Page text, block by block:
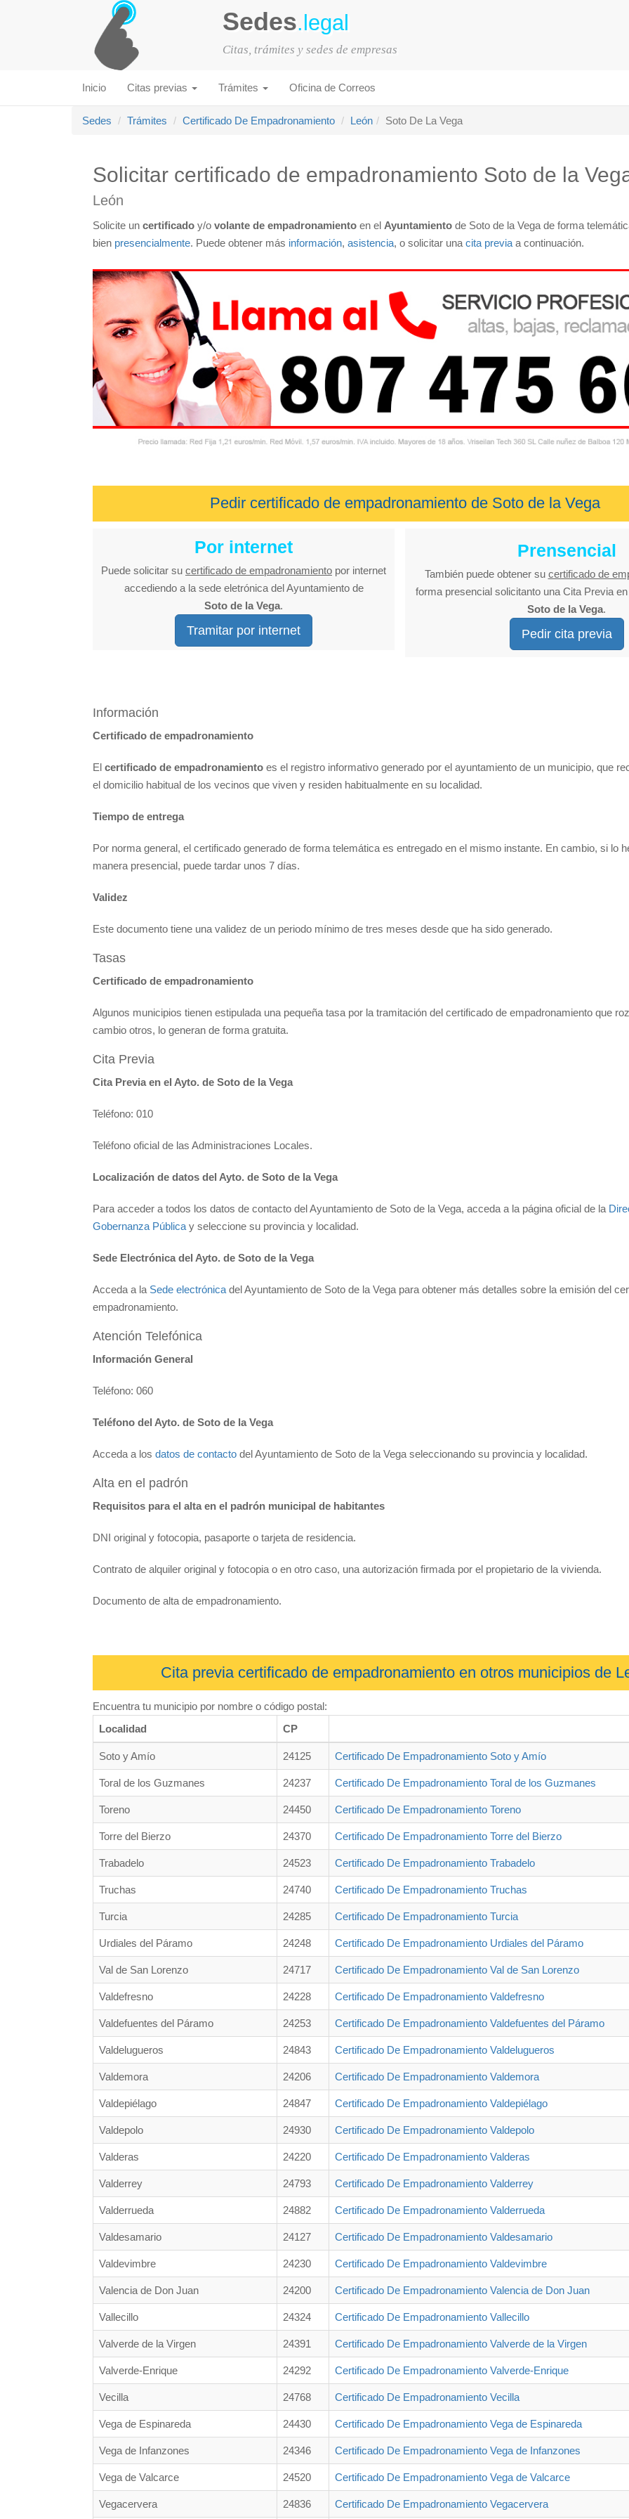
Sedes.legal
Citas, trámites y sedes de empresas
Inicio Citas previas Trámites Oficina de Correos
Sedes Trámites Certificado De Empadronamiento León Soto De La Vega
Solicitar certificado de empadronamiento Soto de la
León
Solicite un certificado y/o volante de empadronamiento en el Ayuntamiento de Soto de la Vega de forma
bien presencialmente. Puede obtener más información, asistencia, o solicitar una cita previa a continuación.
Pedir certificado de empadronamiento de Soto de la Vega
Por internet
Puede solicitar su certificado de empadronamiento por internet
accediendo a la sede eletrónica del Ayuntamiento de
Soto de la Vega.
Tramitar por internet
Prensencial
También puede obtener su certificado de
forma presencial solicitanto una Cita Previa
Soto de la Vega.
Pedir cita previa
Información
Certificado de empadronamiento
El certificado de empadronamiento es el registro informativo generado por el ayuntamiento de un municipio, que
el domicilio habitual de los vecinos que viven y residen habitualmente en su localidad.
Tiempo de entrega
Por norma general, el certificado generado de forma telemática es entregado en el mismo instante. En cambio, si lo
manera presencial, puede tardar unos 7 días.
Validez
Este documento tiene una validez de un periodo mínimo de tres meses desde que ha sido generado.
Tasas
Certificado de empadronamiento
Algunos municipios tienen estipulada una pequeña tasa por la tramitación del certificado de empadronamiento que
cambio otros, lo generan de forma gratuita.
Cita Previa
Cita Previa en el Ayto. de Soto de la Vega
Teléfono: 010
Teléfono oficial de las Administraciones Locales.
Localización de datos del Ayto. de Soto de la Vega
Para acceder a todos los datos de contacto del Ayuntamiento de Soto de la Vega, acceda a la página oficial de la
Gobernanza Pública y seleccione su provincia y localidad.
Sede Electrónica del Ayto. de Soto de la Vega
Acceda a la Sede electrónica del Ayuntamiento de Soto de la Vega para obtener más detalles sobre la emisión del
empadronamiento.
Atención Telefónica
Información General
Teléfono: 060
Teléfono del Ayto. de Soto de la Vega
Acceda a los datos de contacto del Ayuntamiento de Soto de la Vega seleccionando su provincia y localidad.
Alta en el padrón
Requisitos para el alta en el padrón municipal de habitantes
DNI original y fotocopia, pasaporte o tarjeta de residencia.
Contrato de alquiler original y fotocopia o en otro caso, una autorización firmada por el propietario de la vivienda.
Documento de alta de empadronamiento.
Cita previa certificado de empadronamiento en otros municipios de
Encuentra tu municipio por nombre o código postal:
Localidad
CP
Soto y Amío 24125 Certificado De Empadronamiento Soto y Amío
Toral de los Guzmanes 24237 Certificado De Empadronamiento Toral de los Guzmanes
Toreno 24450 Certificado De Empadronamiento Toreno
Torre del Bierzo 24370 Certificado De Empadronamiento Torre del Bierzo
Trabadelo 24523 Certificado De Empadronamiento Trabadelo
Truchas 24740 Certificado De Empadronamiento Truchas
Turcia 24285 Certificado De Empadronamiento Turcia
Urdiales del Páramo 24248 Certificado De Empadronamiento Urdiales del Páramo
Val de San Lorenzo 24717 Certificado De Empadronamiento Val de San Lorenzo
Valdefresno 24228 Certificado De Empadronamiento Valdefresno
Valdefuentes del Páramo 24253 Certificado De Empadronamiento Valdefuentes del Páramo
Valdelugueros 24843 Certificado De Empadronamiento Valdelugueros
Valdemora 24206 Certificado De Empadronamiento Valdemora
Valdepiélago 24847 Certificado De Empadronamiento Valdepiélago
Valdepolo 24930 Certificado De Empadronamiento Valdepolo
Valderas 24220 Certificado De Empadronamiento Valderas
Valderrey 24793 Certificado De Empadronamiento Valderrey
Valderrueda 24882 Certificado De Empadronamiento Valderrueda
Valdesamario 24127 Certificado De Empadronamiento Valdesamario
Valdevimbre 24230 Certificado De Empadronamiento Valdevimbre
Valencia de Don Juan 24200 Certificado De Empadronamiento Valencia de Don Juan
Vallecillo 24324 Certificado De Empadronamiento Vallecillo
Valverde de la Virgen 24391 Certificado De Empadronamiento Valverde de la Virgen
Valverde-Enrique 24292 Certificado De Empadronamiento Valverde-Enrique
Vecilla 24768 Certificado De Empadronamiento Vecilla
Vega de Espinareda 24430 Certificado De Empadronamiento Vega de Espinareda
Vega de Infanzones 24346 Certificado De Empadronamiento Vega de Infanzones
Vega de Valcarce 24520 Certificado De Empadronamiento Vega de Valcarce
Vegacervera 24836 Certificado De Empadronamiento Vegacervera